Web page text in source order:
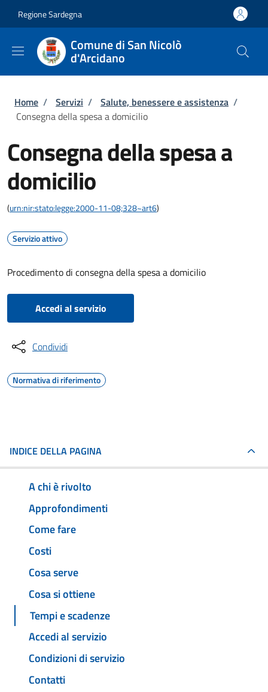
Regione Sardegna
Comune di San Nicolò
d'Arcidano
Briciole di pane
Home / Servizi / Salute, benessere e assistenza /
Consegna della spesa a domicilio
Consegna della spesa a
domicilio
(urn:nir:stato:legge:2000-11-08;328~art6)
Servizio attivo
Procedimento di consegna della spesa a domicilio
Accedi al servizio
Condividi
Normativa di riferimento
INDICE DELLA PAGINA
A chi è rivolto
Approfondimenti
Come fare
Costi
Cosa serve
Cosa si ottiene
Tempi e scadenze
Accedi al servizio
Condizioni di servizio
Contatti